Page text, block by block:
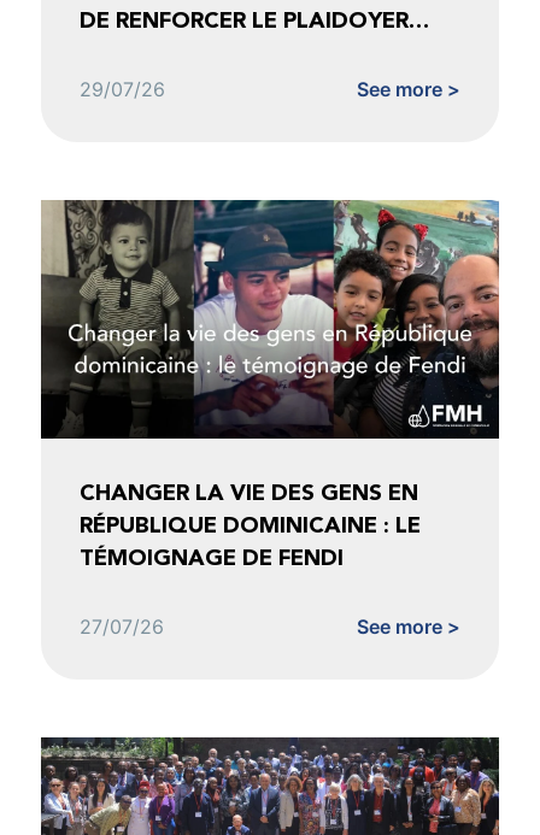
DE RENFORCER LE PLAIDOYER
29/07/26 See more >
CHANGER LA VIE DES GENS EN
RÉPUBLIQUE DOMINICAINE : LE
TÉMOIGNAGE DE FENDI
27/07/26 See more >